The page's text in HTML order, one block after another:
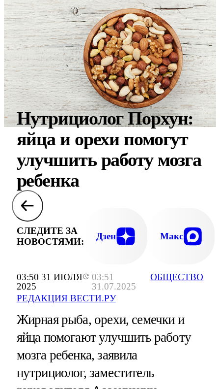
03:50 31 ИЮЛЯ
2025
03:51
31.07.2025
РЕДАКЦИЯ ВЕСТИ.РУ
ОБЩЕСТВО
Нутрициолог Порхун:
яйца и орехи помогут
улучшить работу мозга
ребенка
СЛЕДИТЕ ЗА
НОВОСТЯМИ:
Дзен Макс
Жирная рыба, орехи, семечки и
яйца помогают улучшить работу
мозга ребенка, заявила
нутрициолог, заместитель